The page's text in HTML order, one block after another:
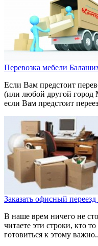
Перевозка мебели
Если Вам предстоит
(или любой другой город
если Вам предстоит
Заказать офисный
В наше врем ничего не
читаете эти строки, кто
готовиться к этому